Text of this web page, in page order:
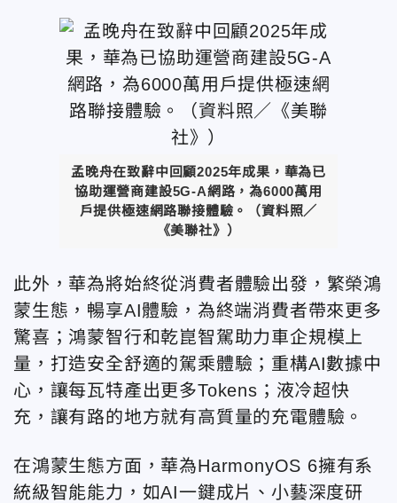
孟晚舟在致辭中回顧2025年成果，華為已
協助運營商建設5G-A網路，為6000萬用
戶提供極速網路聯接體驗。
（資料照／
《美聯社》）
此外，華為將始終從消費者體驗出發，繁榮鴻
蒙生態，暢享AI體驗，為終端消費者帶來更多
驚喜；鴻蒙智行和乾崑智駕助力車企規模上
量，打造安全舒適的駕乘體驗；重構AI數據中
心，讓每瓦特產出更多Tokens；液冷超快
充，讓有路的地方就有高質量的充電體驗。
在鴻蒙生態方面，華為HarmonyOS 6擁有系
統級智能能力，如AI一鍵成片、小藝深度研